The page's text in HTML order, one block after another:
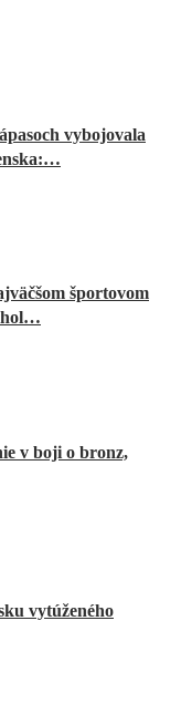
vybojovala
športovom
v boji o bronz,
vytúženého